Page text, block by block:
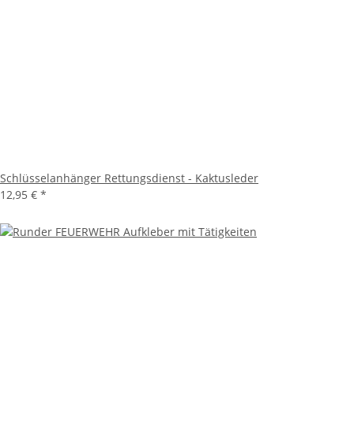
Schlüsselanhänger Rettungsdienst - Kaktusleder
12,95 € *